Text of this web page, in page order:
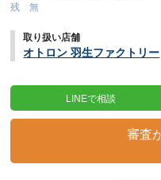
残 無
取り扱い店舗
オトロン 羽生ファクトリー
LINEで相談
審査